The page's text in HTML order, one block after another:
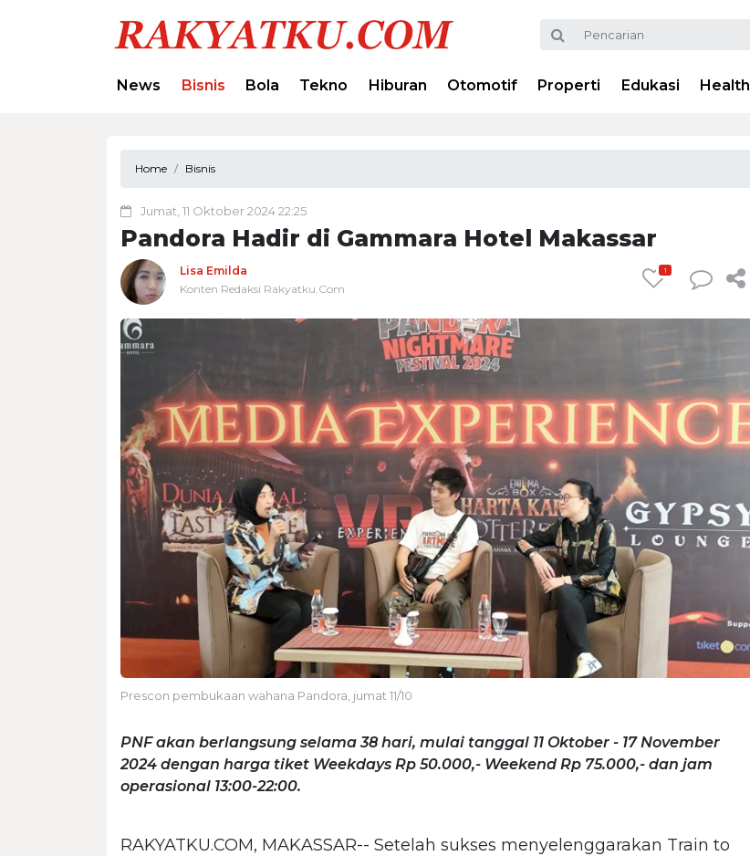
News Bisnis Bola Tekno Hiburan Otomotif Properti Edukasi Health
Home Bisnis
Jumat, 11 Oktober 2024 22:25
Pandora Hadir di Gammara Hotel Makassar
Lisa Emilda
Konten Redaksi Rakyatku.Com
1
Prescon pembukaan wahana Pandora, jumat 11/10
PNF akan berlangsung selama 38 hari, mulai tanggal 11 Oktober - 17 November
2024 dengan harga tiket Weekdays Rp 50.000,- Weekend Rp 75.000,- dan jam
operasional 13:00-22:00.
RAKYATKU.COM, MAKASSAR-- Setelah sukses menyelenggarakan Train to